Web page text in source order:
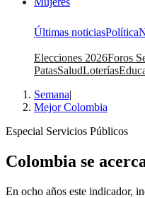
Últimas noticiasPolítica
Elecciones 2026Foros
PatasSaludLoterías
Semana|
Mejor Colombia
Especial Servicios Públicos
Colombia se
En ocho años este indicador,